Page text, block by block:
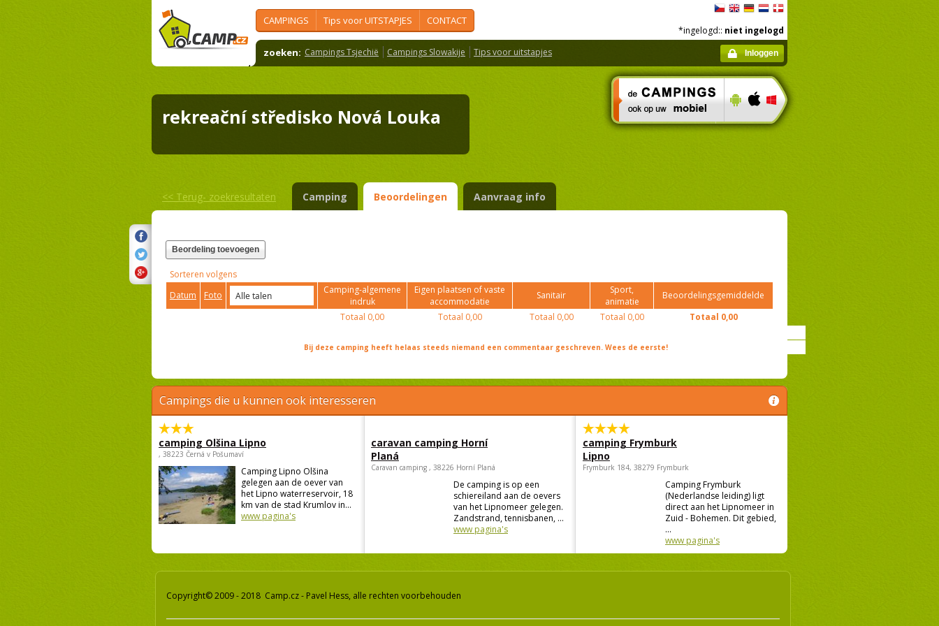
CAMPINGS Tips voor UITSTAPJES CONTACT
zoeken: Campings Tsjechië Campings Slowakije Tips voor uitstapjes
*ingelogd:: niet ingelogd
Inloggen
rekreační středisko Nová Louka
<< Terug- zoekresultaten Camping Beoordelingen Aanvraag info
Beordeling toevoegen
Sorteren volgens
Datum
Foto
Camping-algemene
indruk
Eigen plaatsen of vaste
accommodatie
Sanitair
Sport,
animatie
Beoordelingsgemiddelde
Totaal 0,00 Totaal 0,00 Totaal 0,00 Totaal 0,00 Totaal 0,00
Bij deze camping heeft helaas steeds niemand een commentaar geschreven. Wees de eerste!
Campings die u kunnen ook interesseren
camping Olšina Lipno
, 38223 Černá v Pošumaví
Camping Lipno Olšina
gelegen aan de oever van
het Lipno waterreservoir, 18
km van de stad Krumlov in...
www pagina's
caravan camping Horní
Planá
Caravan camping , 38226 Horní Planá
De camping is op een
schiereiland aan de oevers
van het Lipnomeer gelegen.
Zandstrand, tennisbanen, ...
www pagina's
camping Frymburk
Lipno
Frymburk 184, 38279 Frymburk
Camping Frymburk
(Nederlandse leiding) ligt
direct aan het Lipnomeer in
Zuid - Bohemen. Dit gebied,
...
www pagina's
Copyright© 2009 - 2018 Camp.cz - Pavel Hess, alle rechten voorbehouden